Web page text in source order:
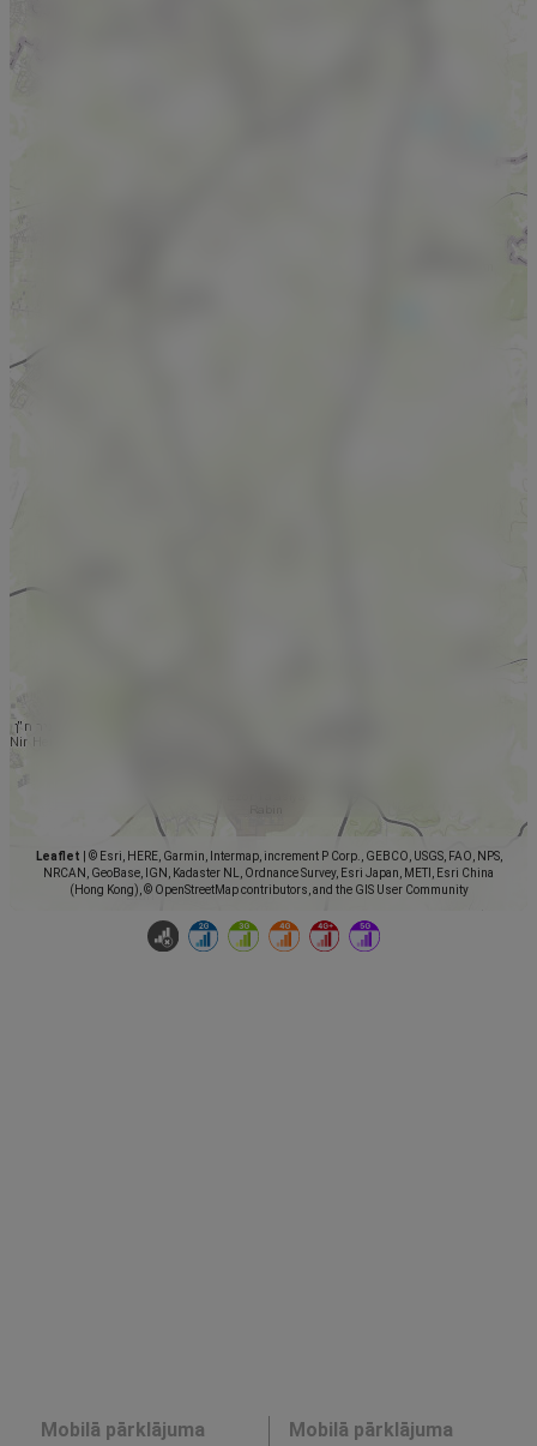
Leaflet
© Esri, HERE, Garmin, Intermap, increment P Corp., GEBCO, USGS, FAO, NPS,
NRCAN, GeoBase, IGN, Kadaster NL, Ordnance Survey, Esri Japan, METI, Esri China
(Hong Kong), © OpenStreetMap contributors, and the GIS User Community
Mobilā pārklājuma
Mobilā pārklājuma